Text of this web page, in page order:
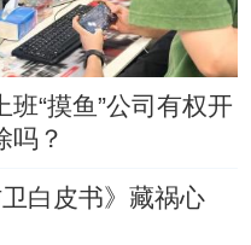
上班“摸鱼”公司有权开
吗？
白皮书》藏祸心